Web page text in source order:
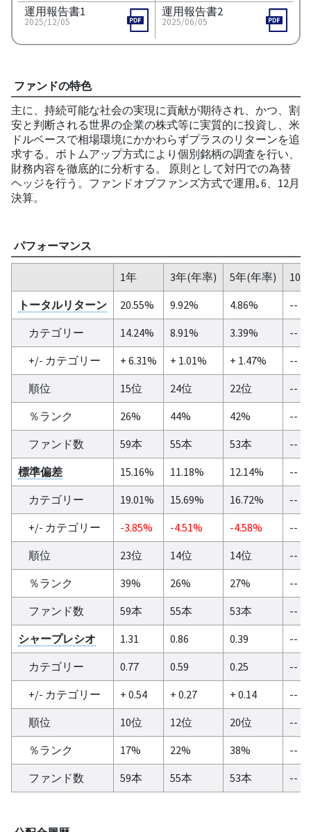
運用報告書1
2025/12/05
運用報告書2
2025/06/05
ファンドの特色
主に、持続可能な社会の実現に貢献が期待され、かつ、割
安と判断される世界の企業の株式等に実質的に投資し、米
ドルベースで相場環境にかかわらずプラスのリターンを追
求する。ボトムアップ方式により個別銘柄の調査を行い、
財務内容を徹底的に分析する。 原則として対円での為替
ヘッジを行う。ファンドオブファンズ方式で運用｡6、12月
決算。
パフォーマンス
1年 3年(年率) 5年(年率)
10
トータルリターン
20.55% 9.92% 4.86%
--
カテゴリー
14.24% 8.91% 3.39%
--
+/- カテゴリー
+ 6.31% + 1.01% + 1.47%
--
順位
15位 24位 22位
--
％ランク
26% 44% 42%
--
ファンド数
59本 55本 53本
--
標準偏差
15.16% 11.18% 12.14%
--
カテゴリー
19.01% 15.69% 16.72%
--
+/- カテゴリー
-3.85% -4.51% -4.58%
--
順位
23位 14位 14位
--
％ランク
39% 26% 27%
--
ファンド数
59本 55本 53本
--
シャープレシオ
1.31 0.86 0.39
--
カテゴリー
0.77 0.59 0.25
--
+/- カテゴリー
+ 0.54 + 0.27 + 0.14
--
順位
10位 12位 20位
--
％ランク
17% 22% 38%
--
ファンド数
59本 55本 53本 --